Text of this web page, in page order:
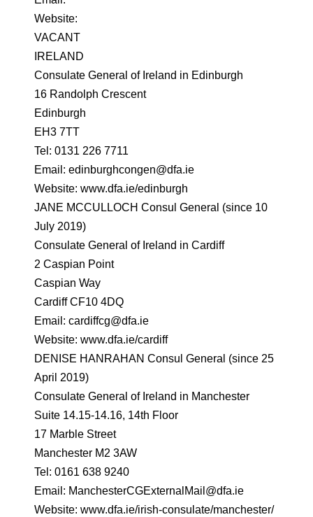
Website:
VACANT
IRELAND
Consulate General of Ireland in Edinburgh
16 Randolph Crescent
Edinburgh
EH3 7TT
Tel: 0131 226 7711
Email: edinburghcongen@dfa.ie
Website: www.dfa.ie/edinburgh
JANE MCCULLOCH Consul General (since 10
July 2019)
Consulate General of Ireland in Cardiff
2 Caspian Point
Caspian Way
Cardiff CF10 4DQ
Email: cardiffcg@dfa.ie
Website: www.dfa.ie/cardiff
DENISE HANRAHAN Consul General (since 25
April 2019)
Consulate General of Ireland in Manchester
Suite 14.15-14.16, 14th Floor
17 Marble Street
Manchester M2 3AW
Tel: 0161 638 9240
Email: ManchesterCGExternalMail@dfa.ie
Website: www.dfa.ie/irish-consulate/manchester/